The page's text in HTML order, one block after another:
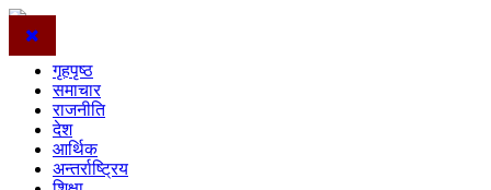
गृहपृष्ठ
समाचार
राजनीति
देश
आर्थिक
अन्तर्राष्ट्रिय